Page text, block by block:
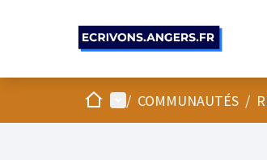
AccueilMenu principal
/ COMMUNAUTÉS /